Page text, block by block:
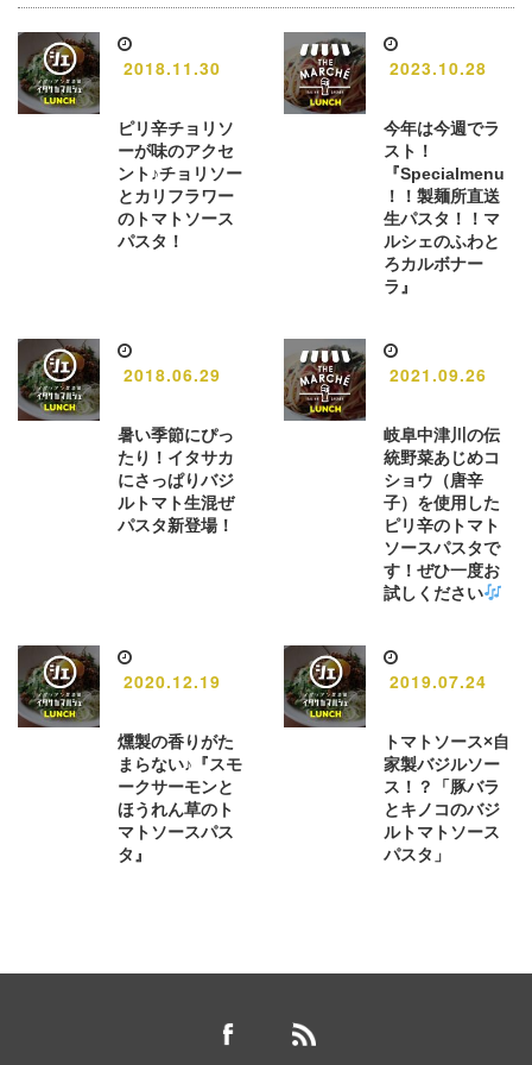
2018.11.30
ピリ辛チョリソ
ーが味のアクセ
ント♪チョリソー
とカリフラワー
のトマトソース
パスタ！
2023.10.28
今年は今週でラ
スト！
『Specialmenu
！！製麺所直送
生パスタ！！マ
ルシェのふわと
ろカルボナー
ラ』
2018.06.29
暑い季節にぴっ
たり！イタサカ
にさっぱりバジ
ルトマト生混ぜ
パスタ新登場！
2021.09.26
岐阜中津川の伝
統野菜あじめコ
ショウ（唐辛
子）を使用した
ピリ辛のトマト
ソースパスタで
す！ぜひ一度お
試しください
2020.12.19
燻製の香りがた
まらない♪『スモ
ークサーモンと
ほうれん草のト
マトソースパス
タ』
2019.07.24
トマトソース×自
家製バジルソー
ス！？「豚バラ
とキノコのバジ
ルトマトソース
パスタ」